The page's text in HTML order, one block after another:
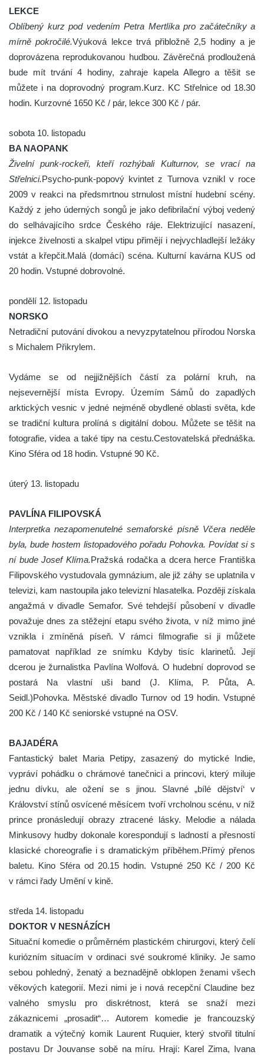
LEKCE
Oblíbený kurz pod vedením Petra Mertlíka pro začátečníky a
mírně pokročilé.Výuková lekce trvá přibložně 2,5 hodiny a je
doprovázena reprodukovanou hudbou. Závěrečná prodloužená
bude mít trvání 4 hodiny, zahraje kapela Allegro a těšit se
můžete i na doprovodný program.Kurz. KC Střelnice od 18.30
hodin. Kurzovné 1650 Kč / pár, lekce 300 Kč / pár.
sobota 10. listopadu
BA NAOPANK
Živelní punk-rockeři, kteří rozhýbali Kulturnov, se vrací na
Střelnici.Psycho-punk-popový kvintet z Turnova vznikl v roce
2009 v reakci na předsmrtnou strnulost místní hudební scény.
Každý z jeho úderných songů je jako defibrilační výboj vedený
do selhávajícího srdce Českého ráje. Elektrizující nasazení,
injekce živelnosti a skalpel vtipu přimějí i nejvychladlejší ležáky
vstát a křepčit.Malá (domácí) scéna. Kulturní kavárna KUS od
20 hodin. Vstupné dobrovolné.
pondělí 12. listopadu
NORSKO
Netradiční putování divokou a nevyzpytatelnou přírodou Norska
s Michalem Přikrylem.
Vydáme se od nejjižnějších částí za polární kruh, na
nejsevernější místa Evropy. Územím Sámů do zapadlých
arktických vesnic v jedné nejméně obydlené oblasti světa, kde
se tradiční kultura prolíná s digitální dobou. Můžete se těšit na
fotografie, videa a také tipy na cestu.Cestovatelská přednáška.
Kino Sféra od 18 hodin. Vstupné 90 Kč.
úterý 13. listopadu
PAVLÍNA FILIPOVSKÁ
Interpretka nezapomenutelné semaforské písně Včera neděle
byla, bude hostem listopadového pořadu Pohovka. Povídat si s
ní bude Josef Klíma.Pražská rodačka a dcera herce Františka
Filipovského vystudovala gymnázium, ale již záhy se uplatnila v
televizi, kam nastoupila jako televizní hlasatelka. Později získala
angažmá v divadle Semafor. Své tehdejší působení v divadle
považuje dnes za stěžejní etapu svého života, v níž mimo jiné
vznikla i zmíněná píseň. V rámci filmografie si ji můžete
pamatovat například ze snímku Kdyby tisíc klarinetů. Její
dcerou je žurnalistka Pavlína Wolfová. O hudební doprovod se
postará Na vlastní uši band (J. Klíma, P. Půta, A.
Seidl.)Pohovka. Městské divadlo Turnov od 19 hodin. Vstupné
200 Kč / 140 Kč seniorské vstupné na OSV.
BAJADÉRA
Fantastický balet Maria Petipy, zasazený do mytické Indie,
vypráví pohádku o chrámové tanečnici a princovi, který miluje
jednu dívku, ale ožení se s jinou. Slavné „bílé dějství‘ v
Království stínů osvícené měsícem tvoří vrcholnou scénu, v níž
prince pronásledují obrazy ztracené lásky. Melodie a nálada
Minkusovy hudby dokonale korespondují s ladností a přesností
klasické choreografie i s dramatickým příběhem.Přímý přenos
baletu. Kino Sféra od 20.15 hodin. Vstupné 250 Kč / 200 Kč
v rámci řady Umění v kině.
středa 14. listopadu
DOKTOR V NESNÁZÍCH
Situační komedie o průměrném plastickém chirurgovi, který čelí
kuriózním situacím v ordinaci své soukromé kliniky. Je samo
sebou pohledný, ženatý a beznadějně obklopen ženami všech
věkových kategorií. Mezi nimi je i nová recepční Claudine bez
valného smyslu pro diskrétnost, která se snaží mezi
zákaznicemi „prosadit“… Autorem komedie je francouzský
dramatik a výtečný komik Laurent Ruquier, který stvořil titulní
postavu Dr Jouvanse sobě na míru. Hrají: Karel Zima, Ivana